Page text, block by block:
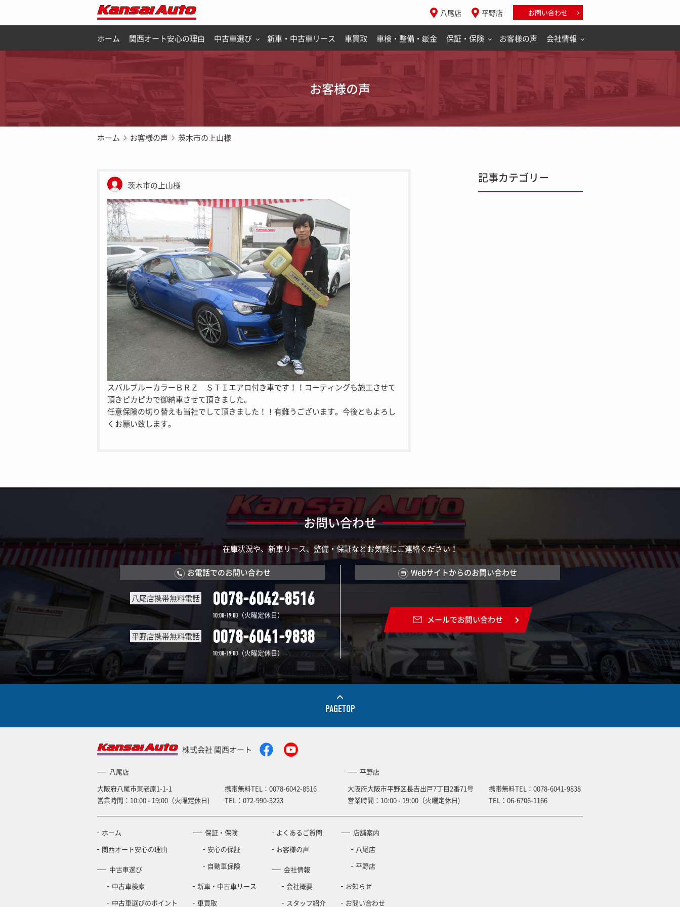
八尾店 平野店 お問い合わせ
ホーム 関西オート安心の理由 中古車選び 新車・中古車リース 車買取 車検・整備・鈑金 保証・保険 お客様の声 会社情報
お客様の声
ホーム お客様の声 茨木市の上山様
茨木市の上山様
スバルブルーカラーＢＲＺ ＳＴＩエアロ付き車です！！コーティングも施工させて
頂きピカピカで御納車させて頂きました。
任意保険の切り替えも当社でして頂きました！！有難うございます。今後ともよろし
くお願い致します。
記事カテゴリー
お問い合わせ
在庫状況や、新車リース、整備・保証などお気軽にご連絡ください！
お電話でのお問い合わせ
八尾店携帯無料電話 0078-6042-8516
10:00-19:00 （火曜定休日）
平野店携帯無料電話 0078-6041-9838
10:00-19:00 （火曜定休日）
Webサイトからのお問い合わせ
メールでお問い合わせ
PAGETOP
株式会社 関西オート
八尾店
大阪府八尾市東老原1-1-1
営業時間：10:00 - 19:00（火曜定休日)
携帯無料TEL： 0078-6042-8516
TEL： 072-990-3223
平野店
大阪府大阪市平野区長吉出戸7丁目2番71号
営業時間：10:00 - 19:00（火曜定休日)
携帯無料TEL： 0078-6041-9838
TEL： 06-6706-1166
ホーム
関西オート安心の理由
中古車選び
中古車検索
中古車選びのポイント
保証・保険
安心の保証
自動車保険
新車・中古車リース
車買取
よくあるご質問
お客様の声
会社情報
会社概要
スタッフ紹介
店舗案内
八尾店
平野店
お知らせ
お問い合わせ